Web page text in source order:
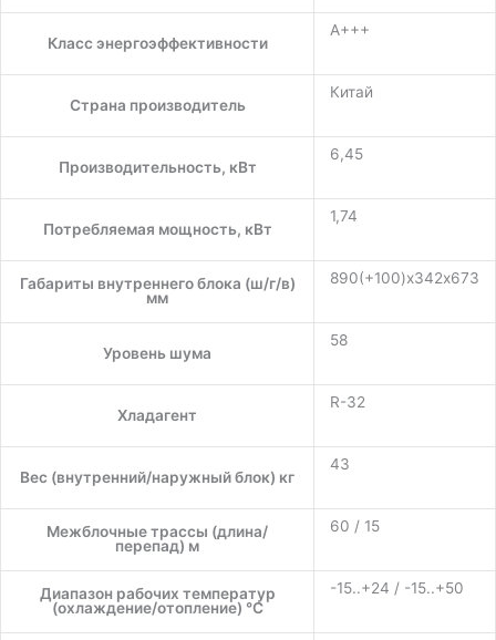
Класс энергоэффективности
A+++
Страна производитель
Китай
Производительность, кВт
6,45
Потребляемая мощность, кВт
1,74
Габариты внутреннего блока (ш/г/в)
мм
890(+100)х342х673
Уровень шума
58
Хладагент
R-32
Вес (внутренний/наружный блок) кг
43
Межблочные трассы (длина/
перепад) м
60 / 15
Диапазон рабочих температур
(охлаждение/отопление) °C
-15..+24 / -15..+50